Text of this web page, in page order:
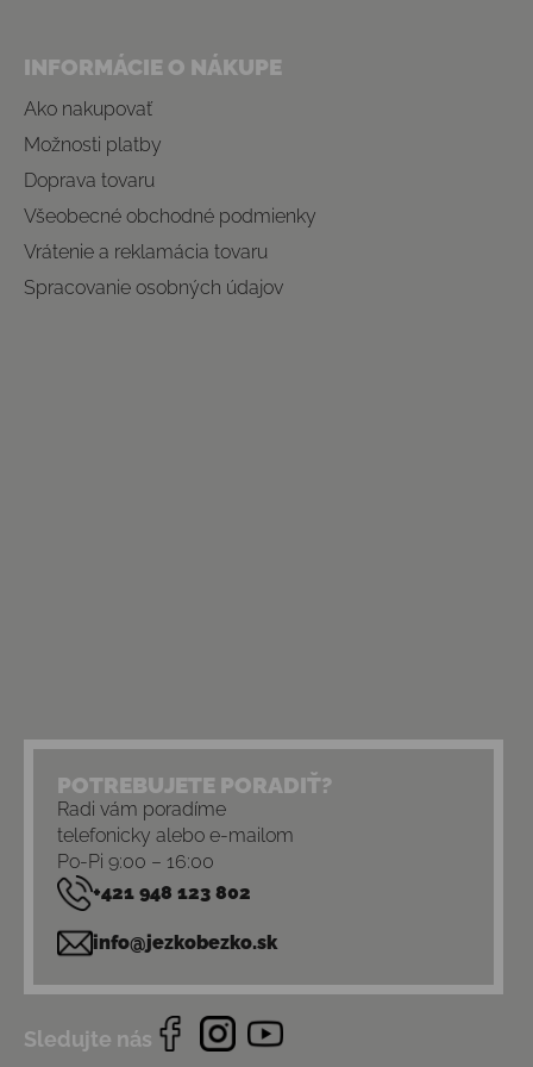
INFORMÁCIE O NÁKUPE
Ako nakupovať
Možnosti platby
Doprava tovaru
Všeobecné obchodné podmienky
Vrátenie a reklamácia tovaru
Spracovanie osobných údajov
POTREBUJETE PORADIŤ?
Radi vám poradíme
telefonicky alebo e-mailom
Po-Pi 9:00 – 16:00
+421 948 123 802
info@jezkobezko.sk
Sledujte nás